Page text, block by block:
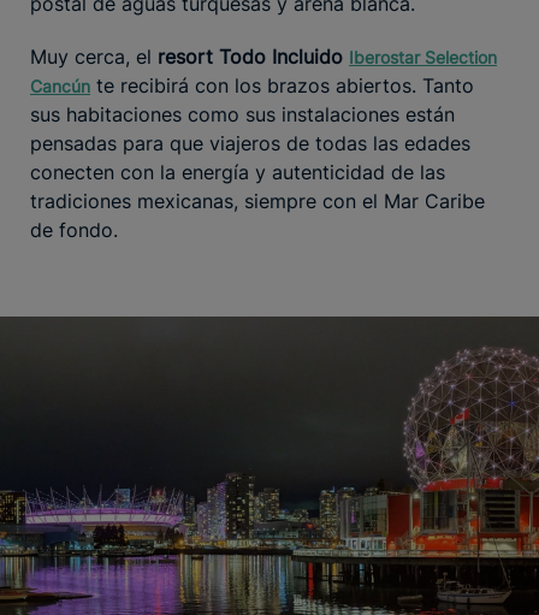
Muy cerca, el resort Todo Incluido Iberostar Selection
Cancún te recibirá con los brazos abiertos. Tanto
sus habitaciones como sus instalaciones están
pensadas para que viajeros de todas las edades
conecten con la energía y autenticidad de las
tradiciones mexicanas, siempre con el Mar Caribe
de fondo.